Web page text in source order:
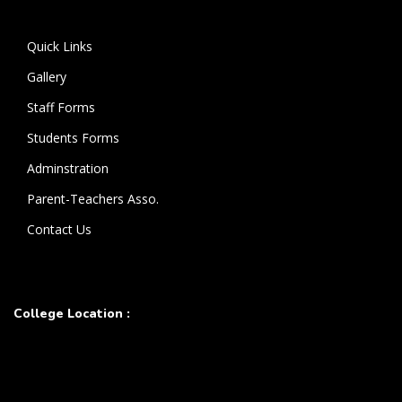
Quick Links
Gallery
Staff Forms
Students Forms
Adminstration
Parent-Teachers Asso.
Contact Us
College Location :